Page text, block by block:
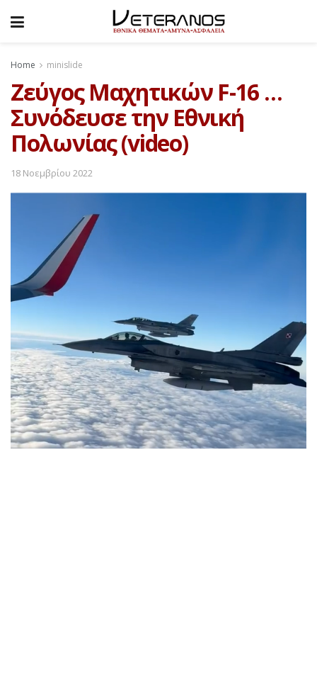
Home minislide
Ζεύγος Μαχητικών F-16 …
Συνόδευσε την Εθνική
Πολωνίας (video)
18 Νοεμβρίου 2022